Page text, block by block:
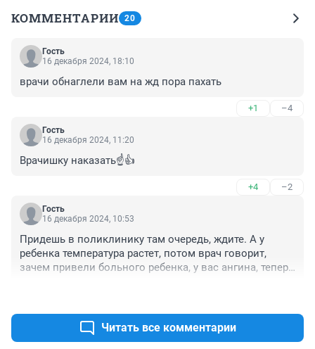
КОММЕНТАРИИ 20
Гость
16 декабря 2024, 18:10
врачи обнаглели вам на жд пора пахать
+1 –4
Гость
16 декабря 2024, 11:20
Врачишку наказать☝️👍
+4 –2
Гость
16 декабря 2024, 10:53
Придешь в поликлинику там очередь, ждите. А у
ребенка температура растет, потом врач говорит,
зачем привели больного ребенка, у вас ангина, теперь
раза в неделю и мало им платят.
Читать все комментарии